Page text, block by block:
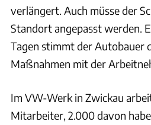
verlängert. Auch müsse der
Standort angepasst werden.
Tagen stimmt der Autobauer
Maßnahmen mit der
Im VW-Werk in Zwickau
Mitarbeiter, 2.000 davon